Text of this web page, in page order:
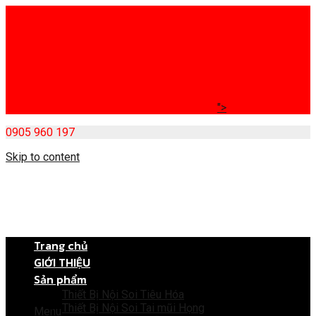
">
0905 960 197
Skip to content
Menu
Trang chủ
GIỚI THIỆU
Sản phẩm
Thiết Bị Nội Soi Tiêu Hóa
Thiết Bị Nội Soi Tai mũi Họng